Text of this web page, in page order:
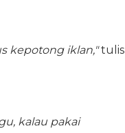
kepotong iklan,"tulis
kalau pakai